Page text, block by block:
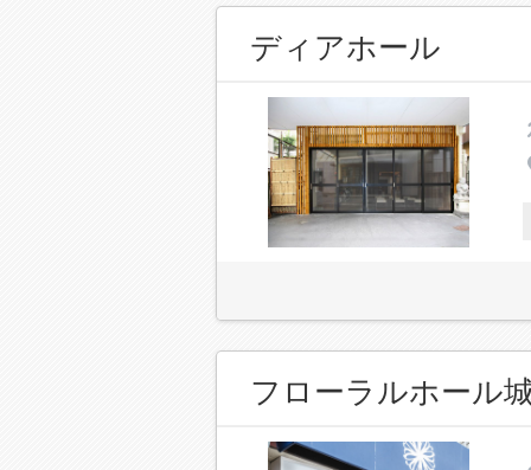
ディアホール
フローラルホール